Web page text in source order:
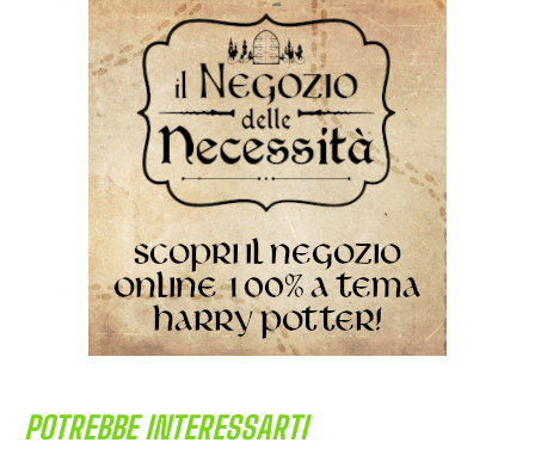
POTREBBE INTERESSARTI